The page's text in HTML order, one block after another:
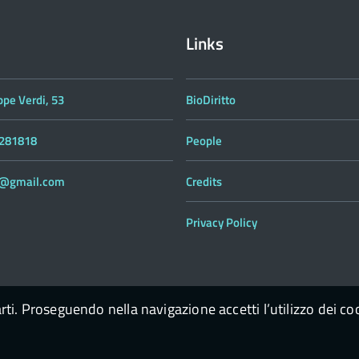
Verdi, 53
Links
BioDiritto
People
Credits
Privacy Policy
Proseguendo nella navigazione accetti l’utilizzo dei